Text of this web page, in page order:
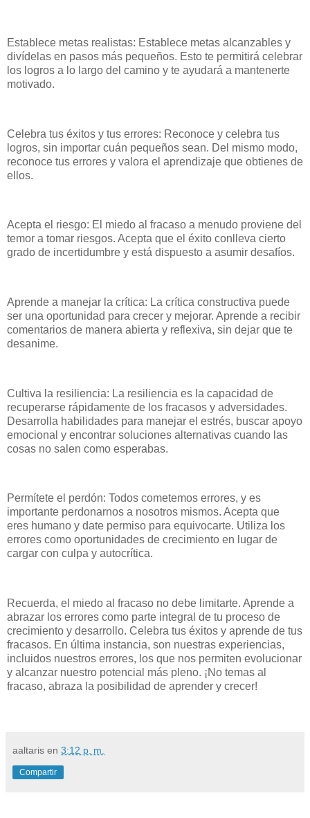
Establece metas realistas: Establece metas alcanzables y
divídelas en pasos más pequeños. Esto te permitirá celebrar
los logros a lo largo del camino y te ayudará a mantenerte
motivado.
Celebra tus éxitos y tus errores: Reconoce y celebra tus
logros, sin importar cuán pequeños sean. Del mismo modo,
reconoce tus errores y valora el aprendizaje que obtienes de
ellos.
Acepta el riesgo: El miedo al fracaso a menudo proviene del
temor a tomar riesgos. Acepta que el éxito conlleva cierto
grado de incertidumbre y está dispuesto a asumir desafíos.
Aprende a manejar la crítica: La crítica constructiva puede
ser una oportunidad para crecer y mejorar. Aprende a recibir
comentarios de manera abierta y reflexiva, sin dejar que te
desanime.
Cultiva la resiliencia: La resiliencia es la capacidad de
recuperarse rápidamente de los fracasos y adversidades.
Desarrolla habilidades para manejar el estrés, buscar apoyo
emocional y encontrar soluciones alternativas cuando las
cosas no salen como esperabas.
Permítete el perdón: Todos cometemos errores, y es
importante perdonarnos a nosotros mismos. Acepta que
eres humano y date permiso para equivocarte. Utiliza los
errores como oportunidades de crecimiento en lugar de
cargar con culpa y autocrítica.
Recuerda, el miedo al fracaso no debe limitarte. Aprende a
abrazar los errores como parte integral de tu proceso de
crecimiento y desarrollo. Celebra tus éxitos y aprende de tus
fracasos. En última instancia, son nuestras experiencias,
incluidos nuestros errores, los que nos permiten evolucionar
y alcanzar nuestro potencial más pleno. ¡No temas al
fracaso, abraza la posibilidad de aprender y crecer!
aaltaris en 3:12 p. m.
Compartir